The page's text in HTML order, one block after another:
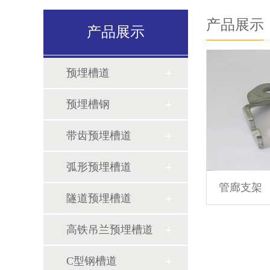
产品展示
预埋槽道
预埋槽钢
带齿预埋槽道
弧形预埋槽道
隧道预埋槽道
高铁吊兰预埋槽道
C型钢槽道
产品展示
管廊支架